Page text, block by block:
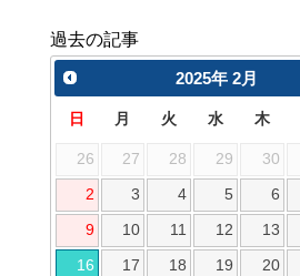
過去の記事
2025年 2月
日 月 火 水 木
26 27 28 29 30
2 3 4 5 6
9 10 11 12 13
16 17 18 19 20